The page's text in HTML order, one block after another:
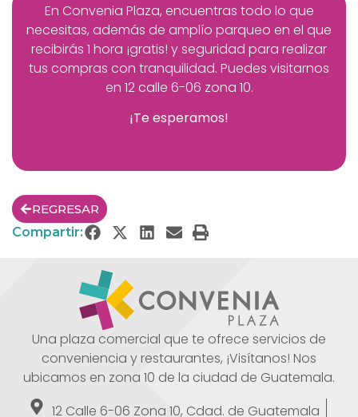
En Convenia Plaza, encuentras todo lo que
necesitas, además de amplío parqueo en el que
recibirás 1 hora ¡gratis! y seguridad para realizar
tus compras con tranquilidad. Puedes visitarnos
en 12 calle 6-06 zona 10.
¡Te esperamos!
REGRESAR
Compartir:
Una plaza comercial que te ofrece servicios de
conveniencia y restaurantes, ¡Visítanos! Nos
ubicamos en zona 10 de la ciudad de Guatemala.
12 Calle 6-06 Zona 10, Cdad. de Guatemala